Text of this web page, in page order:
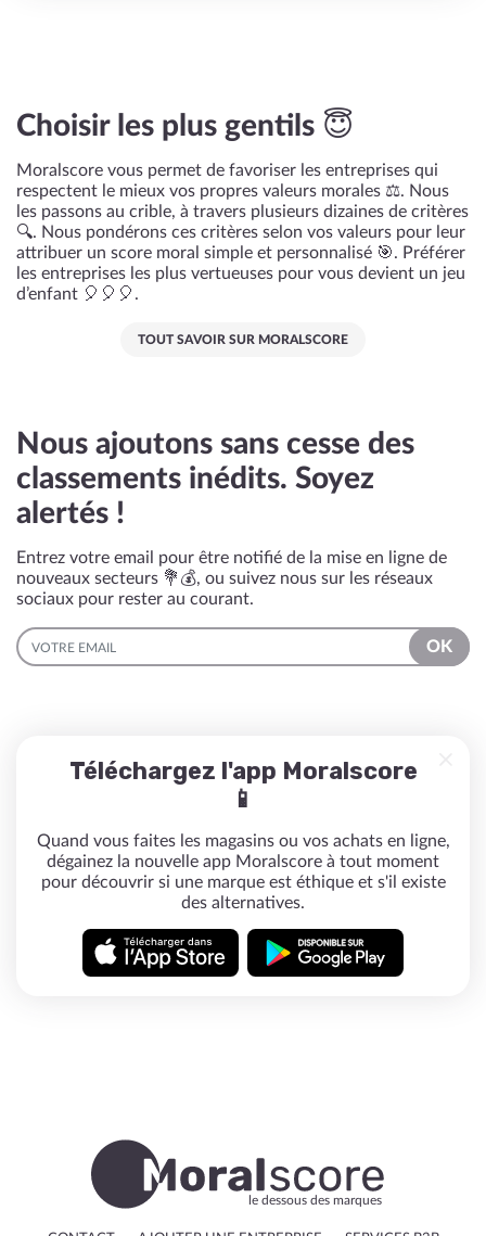
Choisir les plus gentils 😇
Moralscore vous permet de favoriser les entreprises qui
respectent le mieux vos propres valeurs morales ⚖️. Nous
les passons au crible, à travers plusieurs dizaines de critères
🔍. Nous pondérons ces critères selon vos valeurs pour leur
attribuer un score moral simple et personnalisé 🎯. Préférer
les entreprises les plus vertueuses pour vous devient un jeu
d’enfant 🎈🎈🎈.
TOUT SAVOIR SUR MORALSCORE
Nous ajoutons sans cesse des
classements inédits. Soyez
alertés !
Entrez votre email pour être notifié de la mise en ligne de
nouveaux secteurs 💐💰, ou suivez nous sur les réseaux
sociaux pour rester au courant.
EMAIL
OK
Téléchargez l'app Moralscore
📱
Quand vous faites les magasins ou vos achats en ligne,
dégainez la nouvelle app Moralscore à tout moment
pour découvrir si une marque est éthique et s'il existe
des alternatives.
le dessous des marques